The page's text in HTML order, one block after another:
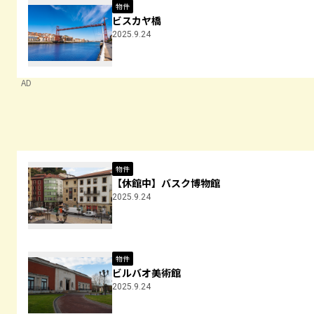
物件
ビスカヤ橋
2025.9.24
AD
物件
【休館中】バスク博物館
2025.9.24
物件
ビルバオ美術館
2025.9.24